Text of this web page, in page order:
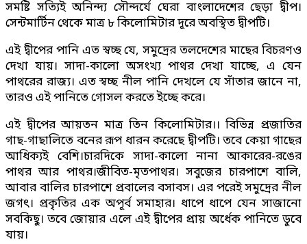
সমষ্টি সত্যিই অনিন্দ্য সৌন্দর্যে ঘেরা বাংলাদেশের ছেড়া দ্বীপ।
সেন্টমার্টিন থেকে মাত্র ৮ কিলোমিটার দূরে অবস্থিত দ্বীপটি।
এই দ্বীপের পানি এত স্বচ্ছ যে, সমুদ্রের তলদেশের মাছের বিচরণও
দেখা যায়। সাদা-কালো অসংখ্য পাথর দেখা যাচ্ছে, এ যেন
পাথরের রাজ্য। এত স্বচ্ছ নীল পানি দেখলে যে সাঁতার জানে না,
তারও এই পানিতে গোসল করতে ইচ্ছে করে।
এই দ্বীপের আয়তন মাত্র তিন কিলোমিটার।। বিভিন্ন প্রজাতির
গাছ-গাছালিতে বনের রূপ ধারন করেছে দ্বীপটি। তবে কেয়া গাছের
আধিক্যই বেশি।চারদিকে সাদা-কালো নানা আকারের-রঙের
পাথর আর পাথর।জীবিত-মৃতপাথর। সবুজের চারপাশে বালি,
আবার বালির চারপাশে প্রবালের বসাবস। এর পরেই সমুদ্রের নীল
জগৎ। প্রকৃতির এক অপূর্ব সমাহার। ধাপে ধাপে যেন সাজানো
সবকিছু। তবে জোয়ার এলে এই দ্বীপের প্রায় অর্ধেক পানিতে ডুবে
যায়।